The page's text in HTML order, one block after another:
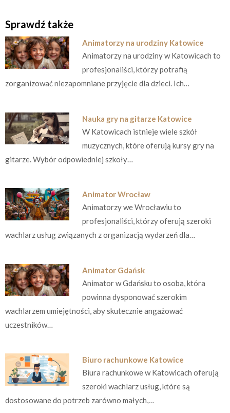
Sprawdź także
Animatorzy na urodziny Katowice
Animatorzy na urodziny w Katowicach to
profesjonaliści, którzy potrafią
zorganizować niezapomniane przyjęcie dla dzieci. Ich…
Nauka gry na gitarze Katowice
W Katowicach istnieje wiele szkół
muzycznych, które oferują kursy gry na
gitarze. Wybór odpowiedniej szkoły…
Animator Wrocław
Animatorzy we Wrocławiu to
profesjonaliści, którzy oferują szeroki
wachlarz usług związanych z organizacją wydarzeń dla…
Animator Gdańsk
Animator w Gdańsku to osoba, która
powinna dysponować szerokim
wachlarzem umiejętności, aby skutecznie angażować
uczestników…
Biuro rachunkowe Katowice
Biura rachunkowe w Katowicach oferują
szeroki wachlarz usług, które są
dostosowane do potrzeb zarówno małych,…